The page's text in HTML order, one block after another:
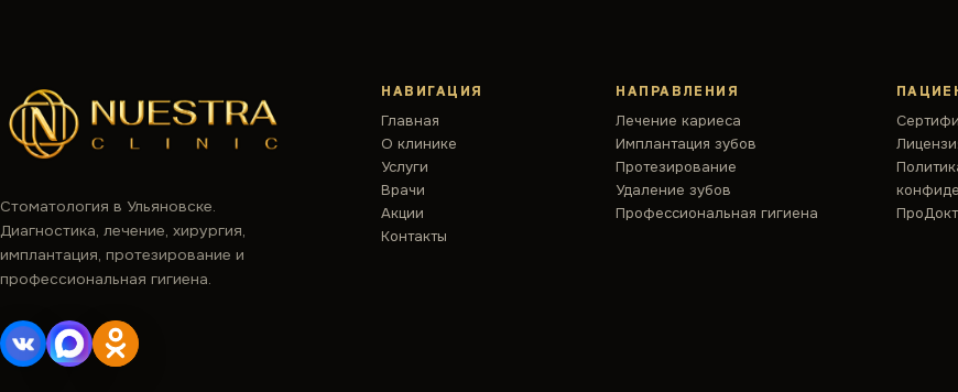
Стоматология в Ульяновске.
Диагностика, лечение, хирургия,
имплантация, протезирование и
профессиональная гигиена.
НАВИГАЦИЯ
Главная
О клинике
Услуги
Врачи
Акции
Контакты
НАПРАВЛЕНИЯ
Лечение кариеса
Имплантация зубов
Протезирование
Удаление зубов
Профессиональная гигиена